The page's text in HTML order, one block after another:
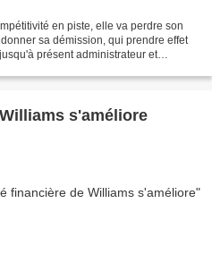
en piste, elle va perdre son
sa démission, qui prendre effet
présent administrateur et
s'améliore